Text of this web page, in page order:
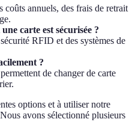
annuels, des frais de retrait
carte est sécurisée ?
RFID et des systèmes de
?
de changer de carte
options et à utiliser notre
avons sélectionné plusieurs